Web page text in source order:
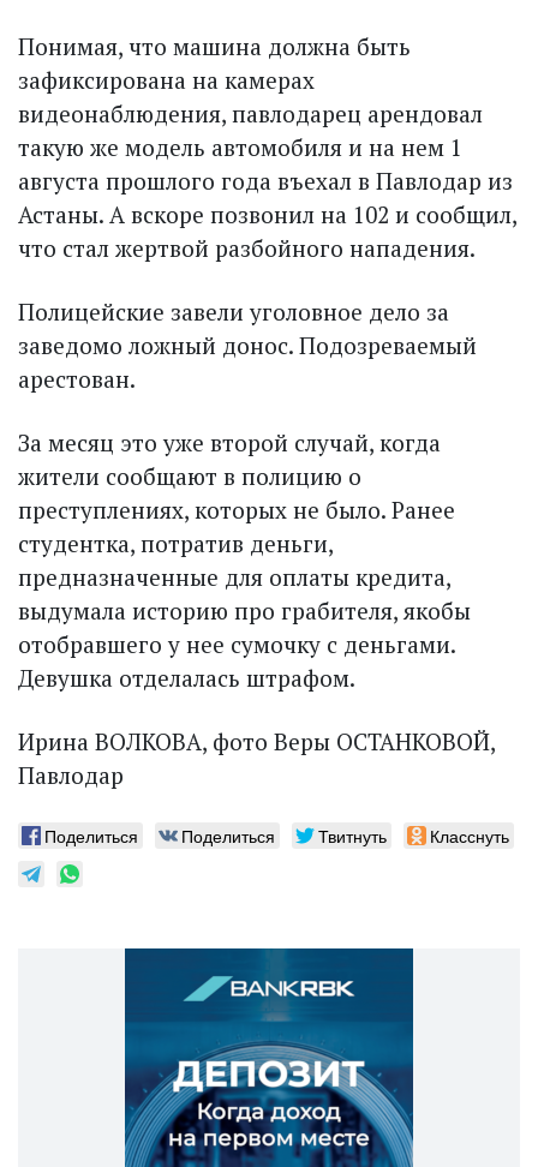
Понимая, что машина должна быть
зафиксирована на камерах
видеонаблюдения, павлодарец арендовал
такую же модель автомобиля и на нем 1
августа прошлого года въехал в Павлодар из
Астаны. А вскоре позвонил на 102 и сообщил,
что стал жертвой разбойного нападения.
Полицейские завели уголовное дело за
заведомо ложный донос. Подозреваемый
арестован.
За месяц это уже второй случай, когда
жители сообщают в полицию о
преступлениях, которых не было. Ранее
студент­ка, потратив деньги,
предназначенные для оплаты кредита,
выдумала историю про грабителя, якобы
отобравшего у нее сумочку с деньгами.
Девушка отделалась штрафом.
Ирина ВОЛКОВА, фото Веры ОСТАНКОВОЙ,
Павлодар
Поделиться Поделиться Твитнуть Класснуть